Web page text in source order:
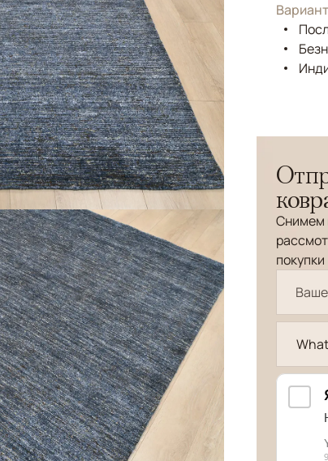
Снимем
покупки